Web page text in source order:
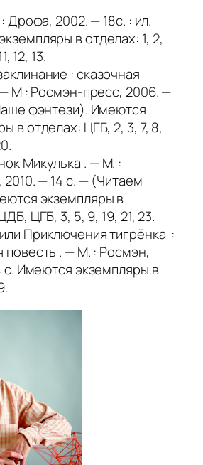
2002. — 18с. : ил.
в отделах: 1, 2,
12, 13.
: сказочная
М : Росмэн-пресс, 2006. —
фэнтези). Имеются
в отделах: ЦГБ, 2, 3, 7, 8,
Микулька . — М. :
2010. — 14 с. — (Читаем
экземпляры в
ЦГБ, 3, 5, 9, 19, 21, 23.
Приключения тигрёнка :
повесть . — М. : Росмэн,
с. Имеются экземпляры в